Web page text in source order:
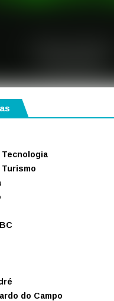
Tecnologia
do Campo